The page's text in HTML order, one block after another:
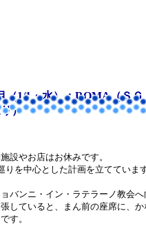
（1/1・水）：ROMA（Ｓ
）
設やお店はお休みです。
りを中心とした計画を立てていま
バンニ・イン・ラテラーノ教会
していると、まん前の座席に、
す。